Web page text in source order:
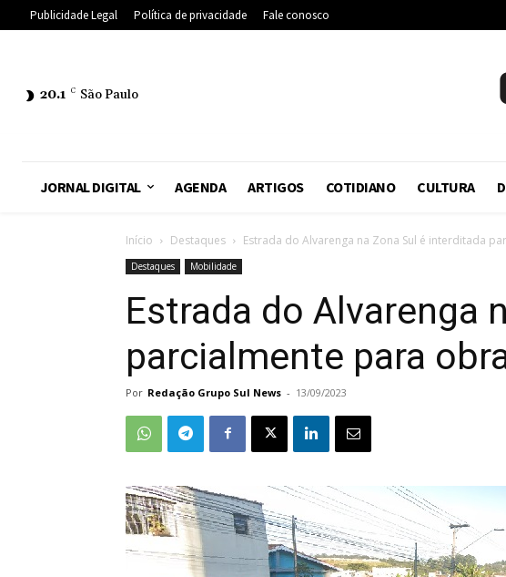
Publicidade Legal Política de privacidade Fale conosco
20.1 C São Paulo
JORNAL DIGITAL AGENDA ARTIGOS COTIDIANO CULTURA
Início Destaques Estrada do Alvarenga na Zona Sul é interditada
Destaques Mobilidade
Estrada do Alvarenga
parcialmente para
Por Redação Grupo Sul News - 13/09/2023